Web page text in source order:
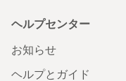
ヘルプセンター
お知らせ
ヘルプとガイド